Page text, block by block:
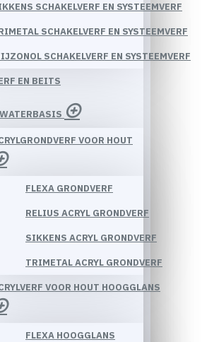
SCHAKELVERF EN SYSTEEMVERF
SCHAKELVERF EN SYSTEEMVERF
SCHAKELVERF EN SYSTEEMVERF
EN BEITS
VOOR HOUT
FLEXA GRONDVERF
RELIUS ACRYL GRONDVERF
SIKKENS ACRYL GRONDVERF
TRIMETAL ACRYL GRONDVERF
VOOR HOUT HOOGGLANS
FLEXA HOOGGLANS